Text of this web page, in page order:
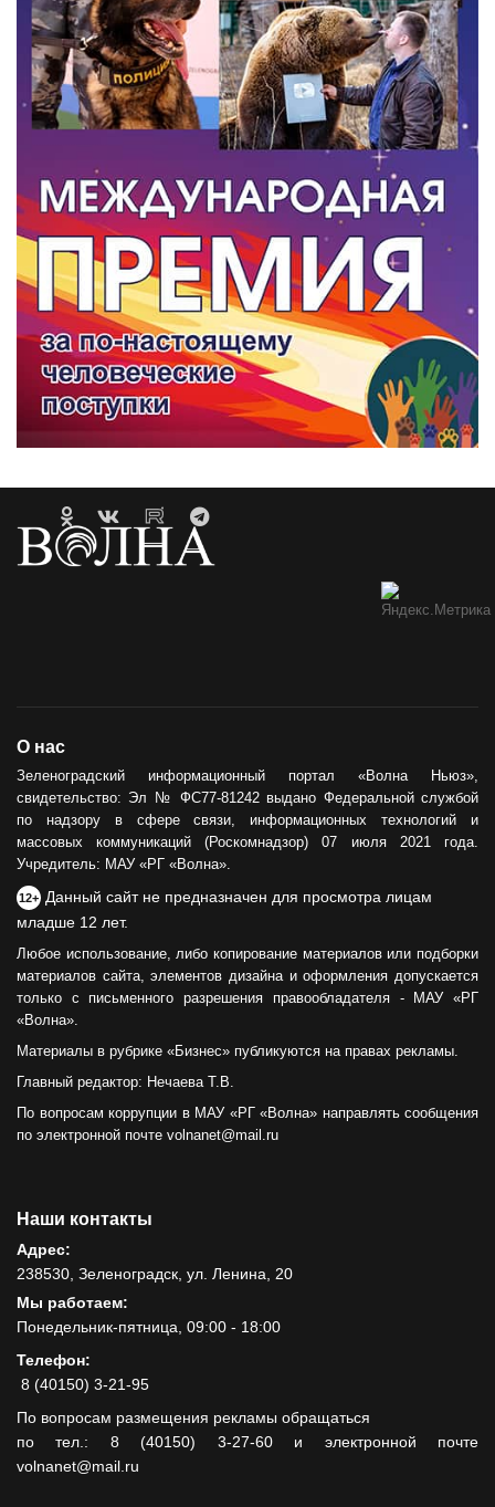
О нас
Зеленоградский информационный портал «Волна Ньюз»,
свидетельство: Эл № ФС77-81242 выдано Федеральной службой
по надзору в сфере связи, информационных технологий и
массовых коммуникаций (Роскомнадзор) 07 июля 2021 года.
Учредитель: МАУ «РГ «Волна».
12+ Данный сайт не предназначен для просмотра лицам
младше 12 лет.
Любое использование, либо копирование материалов или подборки
материалов сайта, элементов дизайна и оформления допускается
только с письменного разрешения правообладателя - МАУ «РГ
«Волна».
Материалы в рубрике «Бизнес» публикуются на правах рекламы.
Главный редактор: Нечаева Т.В.
По вопросам коррупции в МАУ «РГ «Волна» направлять сообщения
по электронной почте volnanet@mail.ru
Наши контакты
Адрес:
238530, Зеленоградск, ул. Ленина, 20
Мы работаем:
Понедельник-пятница, 09:00 - 18:00
Телефон:
8 (40150) 3-21-95
По вопросам размещения рекламы обращаться
по тел.: 8 (40150) 3-27-60 и электронной почте
volnanet@mail.ru